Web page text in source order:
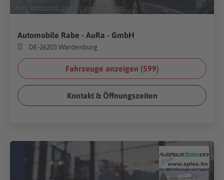
(Foto: Greentellect Studio / Shutterstock.com)
Automobile Rabe - AuRa - GmbH
DE-26203 Wardenburg
Fahrzeuge anzeigen (599)
Kontakt & Öffnungszeiten